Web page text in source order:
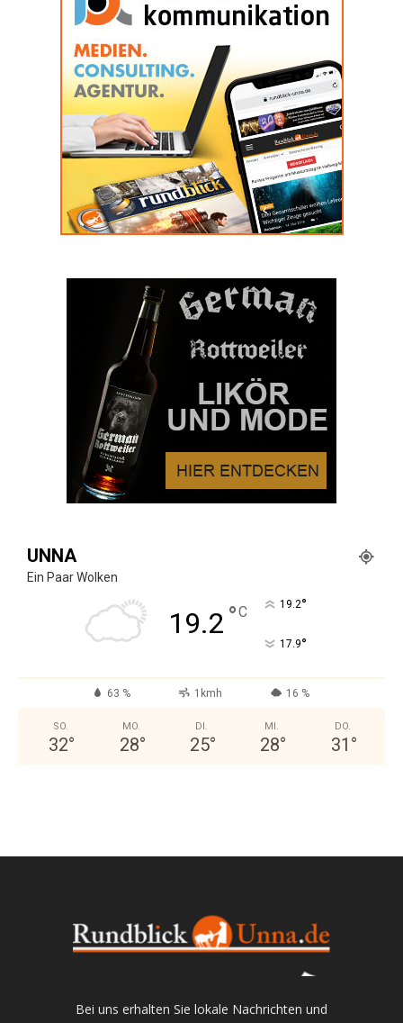
UNNA
Ein Paar Wolken
19.2 °C 19.2°
17.9°
63 % 1kmh 16 %
SO.
32°
MO.
28°
DI.
25°
MI.
28°
DO.
31 °
Bei uns erhalten Sie lokale Nachrichten und